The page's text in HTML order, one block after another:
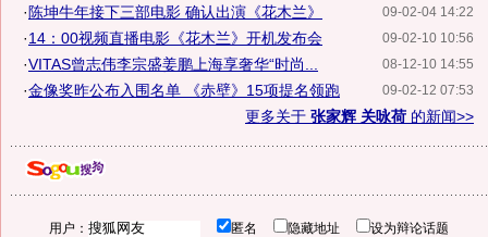
09-02-04 14:22
· 陈坤牛年接下三部电影 确认出演《花木兰》
09-02-10 10:56
·14：00视频直播电影《花木兰》开机发布会
08-12-10 14:55
·VITAS曾志伟李宗盛姜鹏上海享奢华“时尚...
09-02-12 07:53
·金像奖昨公布入围名单 《赤壁》15项提名领跑
更多关于 张家辉 关咏荷 的新闻>>
用户： 匿名 隐藏地址 设为辩论话题